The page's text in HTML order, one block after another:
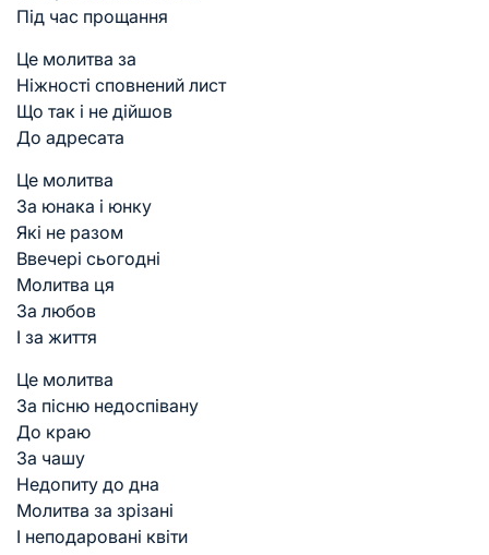
Під час прощання
Це молитва за
Ніжності сповнений лист
Що так і не дійшов
До адресата
Це молитва
За юнака і юнку
Які не разом
Ввечері сьогодні
Молитва ця
За любов
І за життя
Це молитва
За пісню недоспівану
До краю
За чашу
Недопиту до дна
Молитва за зрізані
І неподаровані квіти